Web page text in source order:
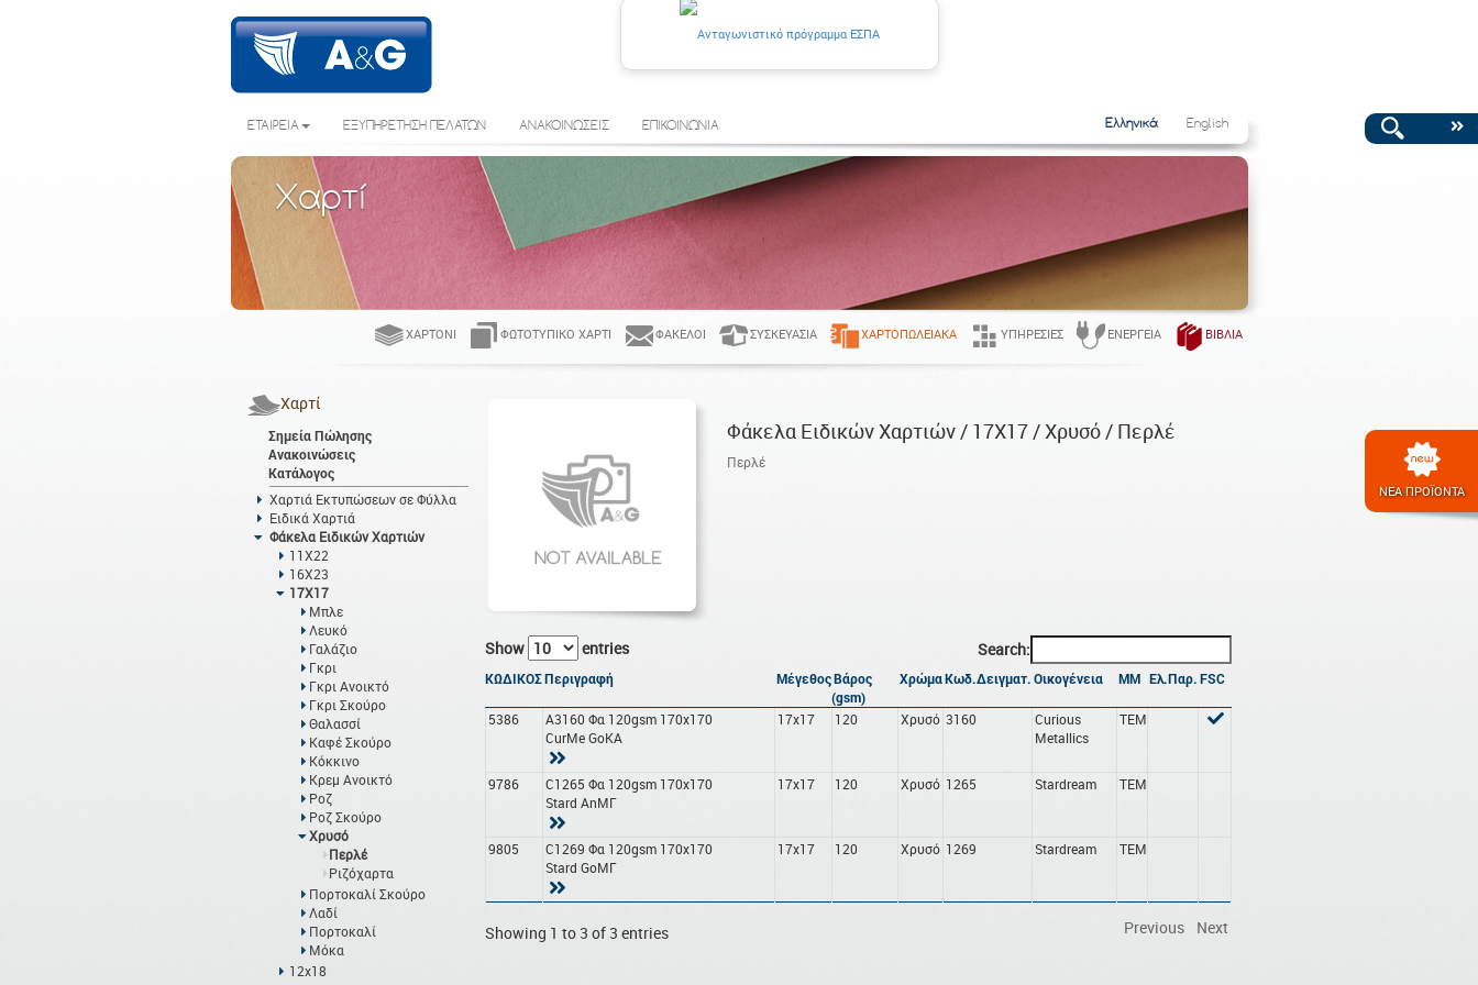
ΝΕΑ ΠΡΟΪΟΝΤΑ
ΕΤΑΙΡΕΙΑ ΕΞΥΠΗΡΕΤΗΣΗ ΠΕΛΑΤΩΝ ΑΝΑΚΟΙΝΩΣΕΙΣ ΕΠΙΚΟΙΝΩΝΙΑ Ελληνικά English
Χαρτί
ΧΑΡΤΌΝΙ ΦΩΤΟΤΥΠΙΚΌ ΧΑΡΤΊ ΦΆΚΕΛΟΙ ΣΥΣΚΕΥΑΣΊΑ ΧΑΡΤΟΠΩΛΕΙΑΚΆ ΥΠΗΡΕΣΊΕΣ ΕΝΈΡΓΕΙΑ ΒΙΒΛΊΑ
Χαρτί
Σημεία Πώλησης
Ανακοινώσεις
Κατάλογος
Χαρτιά Εκτυπώσεων σε Φύλλα
Ειδικά Χαρτιά
Φάκελα Ειδικών Χαρτιών
11Χ22
16Χ23
17Χ17
Μπλε
Λευκό
Γαλάζιο
Γκρι
Γκρι Ανοικτό
Γκρι Σκούρο
Θαλασσί
Καφέ Σκούρο
Κόκκινο
Κρεμ Ανοικτό
Ροζ
Ροζ Σκούρο
Χρυσό
Περλέ
Ριζόχαρτα
Πορτοκαλί Σκούρο
Λαδί
Πορτοκαλί
Μόκα
12x18
Φάκελα Ειδικών Χαρτιών / 17Χ17 / Χρυσό / Περλέ
Περλέ
Show entries Search:
ΚΩΔΙΚΟΣΠεριγραφή ΜέγεθοςΒάρος
(gsm)
ΧρώμαΚωδ.Δειγματ.Οικογένεια ΜΜ Ελ.Παρ.FSC
5386
A3160 Φα 120gsm 170x170
CurMe GoΚΑ
17x17 120 Χρυσό 3160
Curious
Metallics
ΤΕΜ
9786
C1265 Φα 120gsm 170x170
Stard AnΜΓ
17x17 120 Χρυσό 1265 Stardream ΤΕΜ
9805
C1269 Φα 120gsm 170x170
Stard GoΜΓ
17x17 120 Χρυσό 1269 Stardream ΤΕΜ
Showing 1 to 3 of 3 entries Previous Next